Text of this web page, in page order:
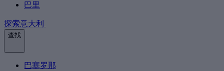
巴里
探索意大利
查找
巴塞罗那